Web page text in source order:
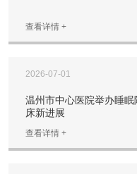
查看详情 +
2026-07-01
温州市中心医院举办睡
床新进展
查看详情 +